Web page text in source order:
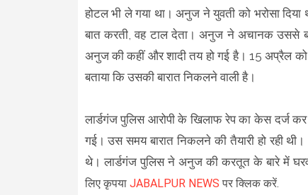
होटल भी ले गया था। अनुज ने युवती को भरोसा दिया
बात करती, वह टाल देता। अनुज ने अचानक उससे
अनुज की कहीं और शादी तय हो गई है। 15 अप्रैल को
बताया कि उसकी बारात निकलने वाली है।
लार्डगंज पुलिस आरोपी के खिलाफ रेप का केस दर्ज
गई। उस समय बारात निकलने की तैयारी हो रही
थे। लार्डगंज पुलिस ने अनुज की करतूत के बारे में
लिए कृपया JABALPUR NEWS पर क्लिक करें.